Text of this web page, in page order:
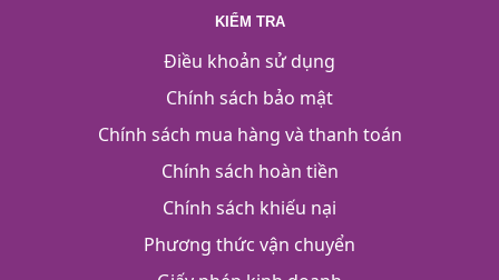
KIỂM TRA
Điều khoản sử dụng
Chính sách bảo mật
Chính sách mua hàng và thanh toán
Chính sách hoàn tiền
Chính sách khiếu nại
Phương thức vận chuyển